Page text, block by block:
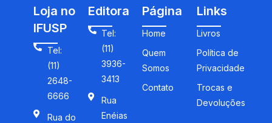
Loja no
IFUSP
Tel:
(11)
2648-
6666
Rua do
Editora
Tel:
(11)
3936-
3413
Rua
Enéias
Página
Home
Quem
Somos
Contato
Links
Livros
Política de
Privacidade
Trocas e
Devoluções